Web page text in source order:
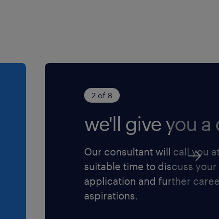
en de controle
schrikt er
flexibel
2 of 8
we'll give you a
Our consultant will call you
suitable time to discuss your
application and further
aspirations.